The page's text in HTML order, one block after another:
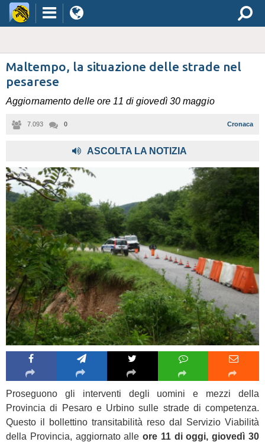
Maltempo, la situazione delle strade nel
pesarese
Aggiornamento delle ore 11 di giovedì 30 maggio
7.093 0 Cronaca
ASCOLTA LA NOTIZIA
Proseguono gli interventi degli uomini e mezzi della
Provincia di Pesaro e Urbino sulle strade di competenza.
Questo il bollettino transitabilità reso dal Servizio Viabilità
della Provincia, aggiornato alleore 11 di oggi, giovedì 30